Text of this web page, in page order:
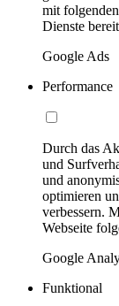
mit
Dienste
Google Ads
Performance
Durch das
und
und
optimieren
verbessern.
Webseite
Google
Funktional